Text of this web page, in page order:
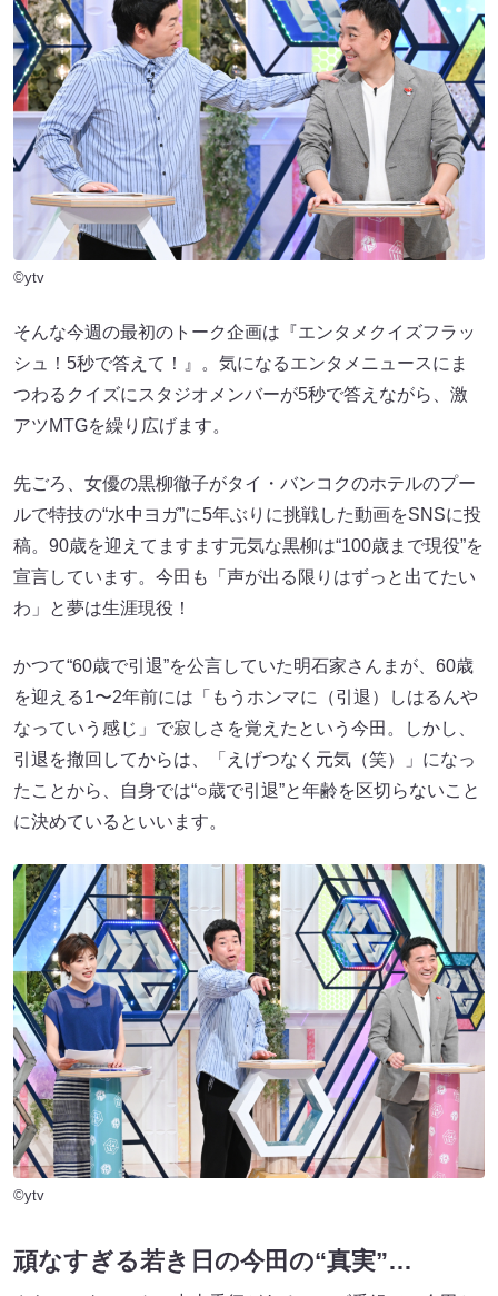
©ytv
そんな今週の最初のトーク企画は『エンタメクイズフラッ
シュ！5秒で答えて！』。気になるエンタメニュースにま
つわるクイズにスタジオメンバーが5秒で答えながら、激
アツMTGを繰り広げます。
先ごろ、女優の黒柳徹子がタイ・バンコクのホテルのプー
ルで特技の“水中ヨガ”に5年ぶりに挑戦した動画をSNSに投
稿。90歳を迎えてますます元気な黒柳は“100歳まで現役”を
宣言しています。今田も「声が出る限りはずっと出てたい
わ」と夢は生涯現役！
かつて“60歳で引退”を公言していた明石家さんまが、60歳
を迎える1〜2年前には「もうホンマに（引退）しはるんや
なっていう感じ」で寂しさを覚えたという今田。しかし、
引退を撤回してからは、「えげつなく元気（笑）」になっ
たことから、自身では“○歳で引退”と年齢を区切らないこと
に決めているといいます。
©ytv
頑なすぎる若き日の今田の“真実”…